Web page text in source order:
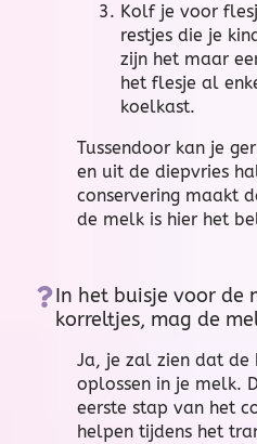
Kolf je voor
restjes die je
zijn het maar
het flesje al
koelkast.
Tussendoor kan je
en uit de diepvries
conservering maakt
de melk is hier het
In het buisje voor de
korreltjes, mag de
Ja, je zal zien dat
oplossen in je melk.
eerste stap van het
helpen tijdens het